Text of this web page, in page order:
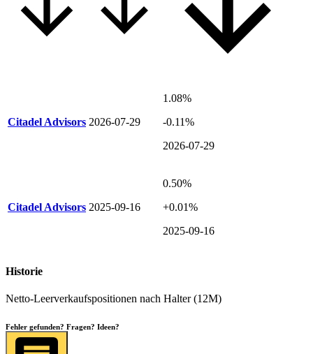
Citadel Advisors 2026-07-29
1.08%
-0.11%
2026-07-29
Citadel Advisors 2025-09-16
0.50%
+0.01%
2025-09-16
Historie
Netto-Leerverkaufspositionen nach Halter (12M)
Fehler gefunden? Fragen? Ideen?